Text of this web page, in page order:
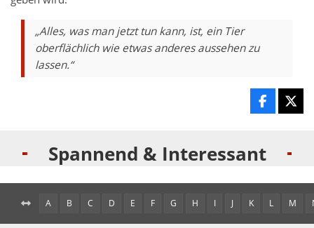
„Alles, was man jetzt tun kann, ist, ein Tier
oberflächlich wie etwas anderes aussehen zu
lassen.“
Spannend & Interessant
A B C D E F G H I J K L M